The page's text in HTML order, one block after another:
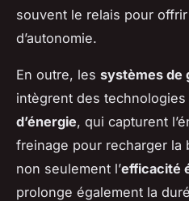
souvent le relais pour
d’autonomie.
En outre, les systèmes de
intègrent des technologies
d’énergie, qui capturent
freinage pour recharger la
non seulement l’efficacité
prolonge également la